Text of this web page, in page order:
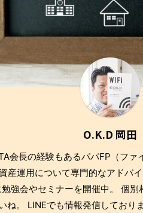
O.K.D 岡田
会長の経験もあるパパFP（フ
産運用について専門的なアドバ
強会やセミナーを開催中。 個別
ね。 LINEでも情報発信しており